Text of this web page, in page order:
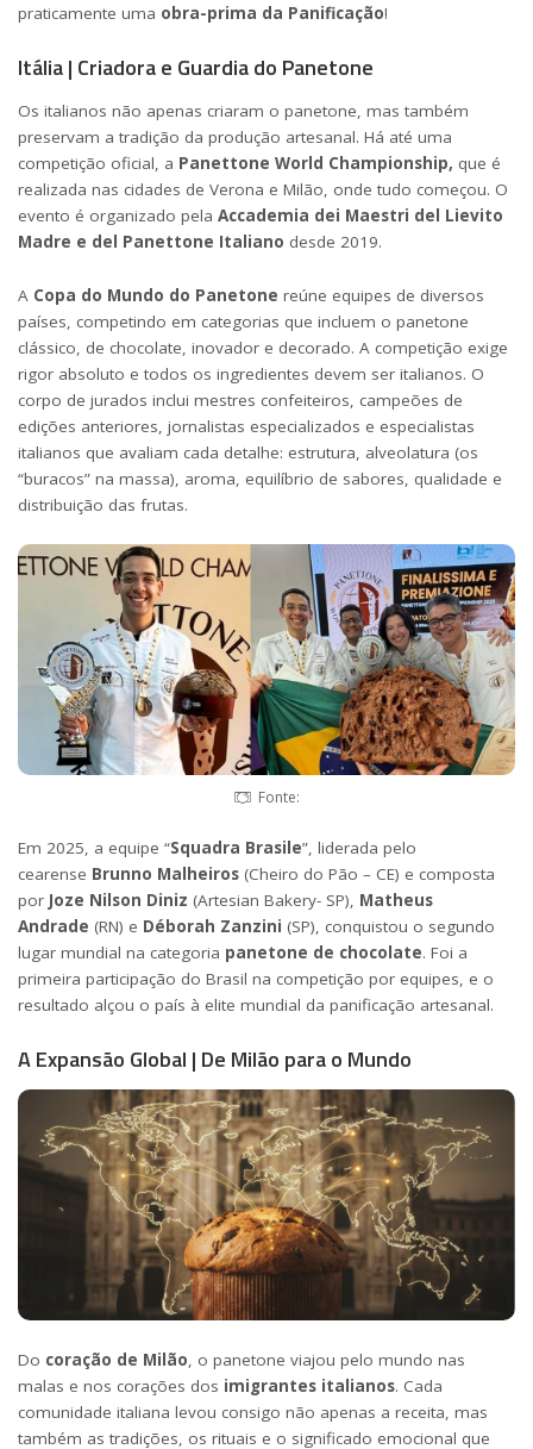
praticamente uma obra-prima da Panificação!
Itália | Criadora e Guardia do Panetone
Os italianos não apenas criaram o panetone, mas também
preservam a tradição da produção artesanal. Há até uma
competição oficial, a Panettone World Championship, que é
realizada nas cidades de Verona e Milão, onde tudo começou. O
evento é organizado pela Accademia dei Maestri del Lievito
Madre e del Panettone Italiano desde 2019.
A Copa do Mundo do Panetone reúne equipes de diversos
países, competindo em categorias que incluem o panetone
clássico, de chocolate, inovador e decorado. A competição exige
rigor absoluto e todos os ingredientes devem ser italianos. O
corpo de jurados inclui mestres confeiteiros, campeões de
edições anteriores, jornalistas especializados e especialistas
italianos que avaliam cada detalhe: estrutura, alveolatura (os
“buracos” na massa), aroma, equilíbrio de sabores, qualidade e
distribuição das frutas.
Fonte:
Em 2025, a equipe “Squadra Brasile”, liderada pelo
cearense Brunno Malheiros (Cheiro do Pão – CE) e composta
por Joze Nilson Diniz (Artesian Bakery- SP), Matheus
Andrade (RN) e Déborah Zanzini (SP), conquistou o segundo
lugar mundial na categoria panetone de chocolate. Foi a
primeira participação do Brasil na competição por equipes, e o
resultado alçou o país à elite mundial da panificação artesanal.
A Expansão Global | De Milão para o Mundo
Do coração de Milão, o panetone viajou pelo mundo nas
malas e nos corações dos imigrantes italianos. Cada
comunidade italiana levou consigo não apenas a receita, mas
também as tradições, os rituais e o significado emocional que